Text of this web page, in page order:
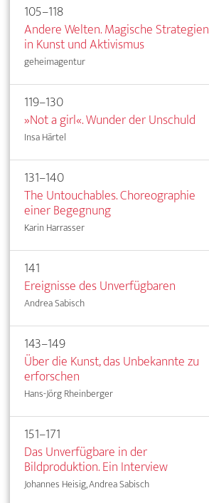
105–118
Andere Welten. Magische Strategien
in Kunst und Aktivismus
geheimagentur
119–130
»Not a girl«. Wunder der Unschuld
Insa Härtel
131–140
The Untouchables. Choreographie
einer Begegnung
Karin Harrasser
141
Ereignisse des Unverfügbaren
Andrea Sabisch
143–149
Über die Kunst, das Unbekannte zu
erforschen
Hans-Jörg Rheinberger
151–171
Das Unverfügbare in der
Bildproduktion. Ein Interview
Johannes Heisig, Andrea Sabisch